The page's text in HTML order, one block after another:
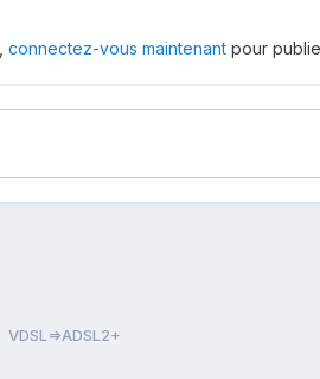
connectez-vous maintenant pour
VDSL=>ADSL2+